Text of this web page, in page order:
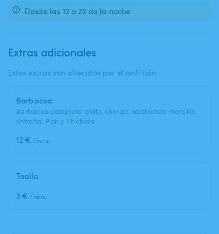
Desde las 12 a 22 de la noche
Extras adicionales
Estos extras son ofrecidos por el anfitrión.
Barbacoa
Barbacoa completa: pollo, chorizo, salchichas, morcilla,
entraña. Pan y 1 bebida
12 € /pers.
Toalla
3 € /pers.